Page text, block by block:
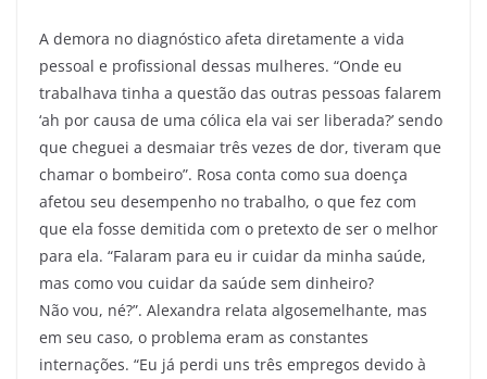
A demora no diagnóstico afeta diretamente a vida
pessoal e profissional dessas mulheres. “Onde eu
trabalhava tinha a questão das outras pessoas falarem
‘ah por causa de uma cólica ela vai ser liberada?’ sendo
que cheguei a desmaiar três vezes de dor, tiveram que
chamar o bombeiro”. Rosa conta como sua doença
afetou seu desempenho no trabalho, o que fez com
que ela fosse demitida com o pretexto de ser o melhor
para ela. “Falaram para eu ir cuidar da minha saúde,
mas como vou cuidar da saúde sem dinheiro?
Não vou, né?”. Alexandra relata algosemelhante, mas
em seu caso, o problema eram as constantes
internações. “Eu já perdi uns três empregos devido à